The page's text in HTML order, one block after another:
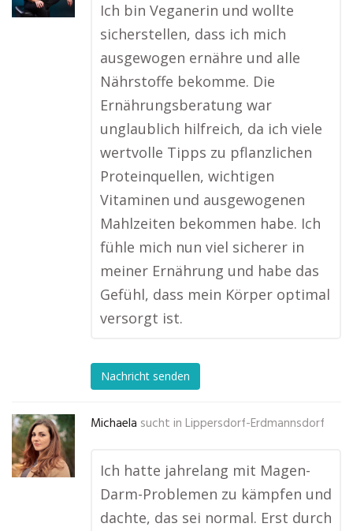
Ich bin Veganerin und wollte
sicherstellen, dass ich mich
ausgewogen ernähre und alle
Nährstoffe bekomme. Die
Ernährungsberatung war
unglaublich hilfreich, da ich viele
wertvolle Tipps zu pflanzlichen
Proteinquellen, wichtigen
Vitaminen und ausgewogenen
Mahlzeiten bekommen habe. Ich
fühle mich nun viel sicherer in
meiner Ernährung und habe das
Gefühl, dass mein Körper optimal
versorgt ist.
Nachricht senden
Michaela sucht in Lippersdorf-Erdmannsdorf
Ich hatte jahrelang mit Magen-
Darm-Problemen zu kämpfen und
dachte, das sei normal. Erst durch